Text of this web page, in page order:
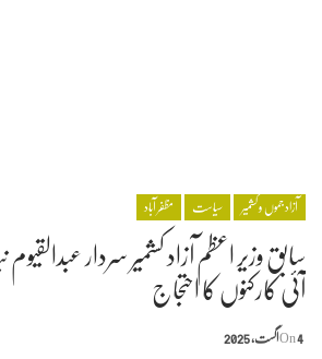
آزاد جموں و کشمیر سیاست مظفر آباد
سابق وزیر اعظم آزاد کشمیر سردار عبدالقیوم
آئی کارکنوں کا احتجاج
On 4 اگست, 2025